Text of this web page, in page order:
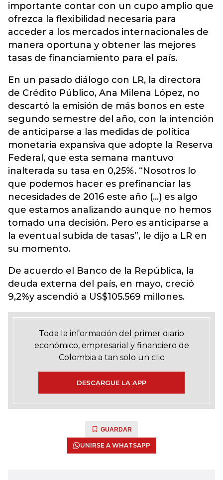
importante contar con un cupo amplio que
ofrezca la flexibilidad necesaria para
acceder a los mercados internacionales de
manera oportuna y obtener las mejores
tasas de financiamiento para el país.
En un pasado diálogo con LR, la directora
de Crédito Público, Ana Milena López, no
descartó la emisión de más bonos en este
segundo semestre del año, con la intención
de anticiparse a las medidas de política
monetaria expansiva que adopte la Reserva
Federal, que esta semana mantuvo
inalterada su tasa en 0,25%. “Nosotros lo
que podemos hacer es prefinanciar las
necesidades de 2016 este año (...) es algo
que estamos analizando aunque no hemos
tomado una decisión. Pero es anticiparse a
la eventual subida de tasas”, le dijo a LR en
su momento.
De acuerdo el Banco de la República, la
deuda externa del país, en mayo, creció
9,2%y ascendió a US$105.569 millones.
Toda la información del primer diario
económico, empresarial y financiero de
Colombia a tan solo un clic
DESCARGUE LA APP
GUARDAR
UNIRSE A WHATSAPP